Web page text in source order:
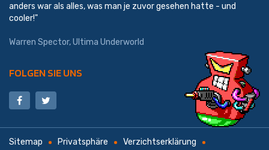
anders war als alles, was man je zuvor gesehen hatte - und
cooler!"
Warren Spector, Ultima Underworld
FOLGEN SIE UNS
Sitemap Privatsphäre
Verzichtserklärung